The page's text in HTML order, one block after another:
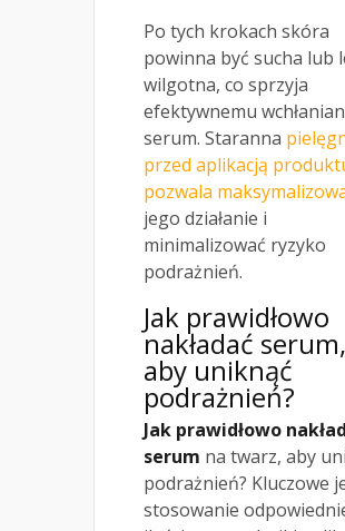
Po tych krokach skóra
powinna być sucha lub
wilgotna, co sprzyja
efektywnemu
serum. Staranna
przed aplikacją
pozwala
jego działanie i
minimalizować ryzyko
podrażnień.
Jak prawidłowo
nakładać serum,
aby uniknąć
podrażnień?
Jak prawidłowo
serum na twarz, aby
podrażnień? Kluczowe
stosowanie